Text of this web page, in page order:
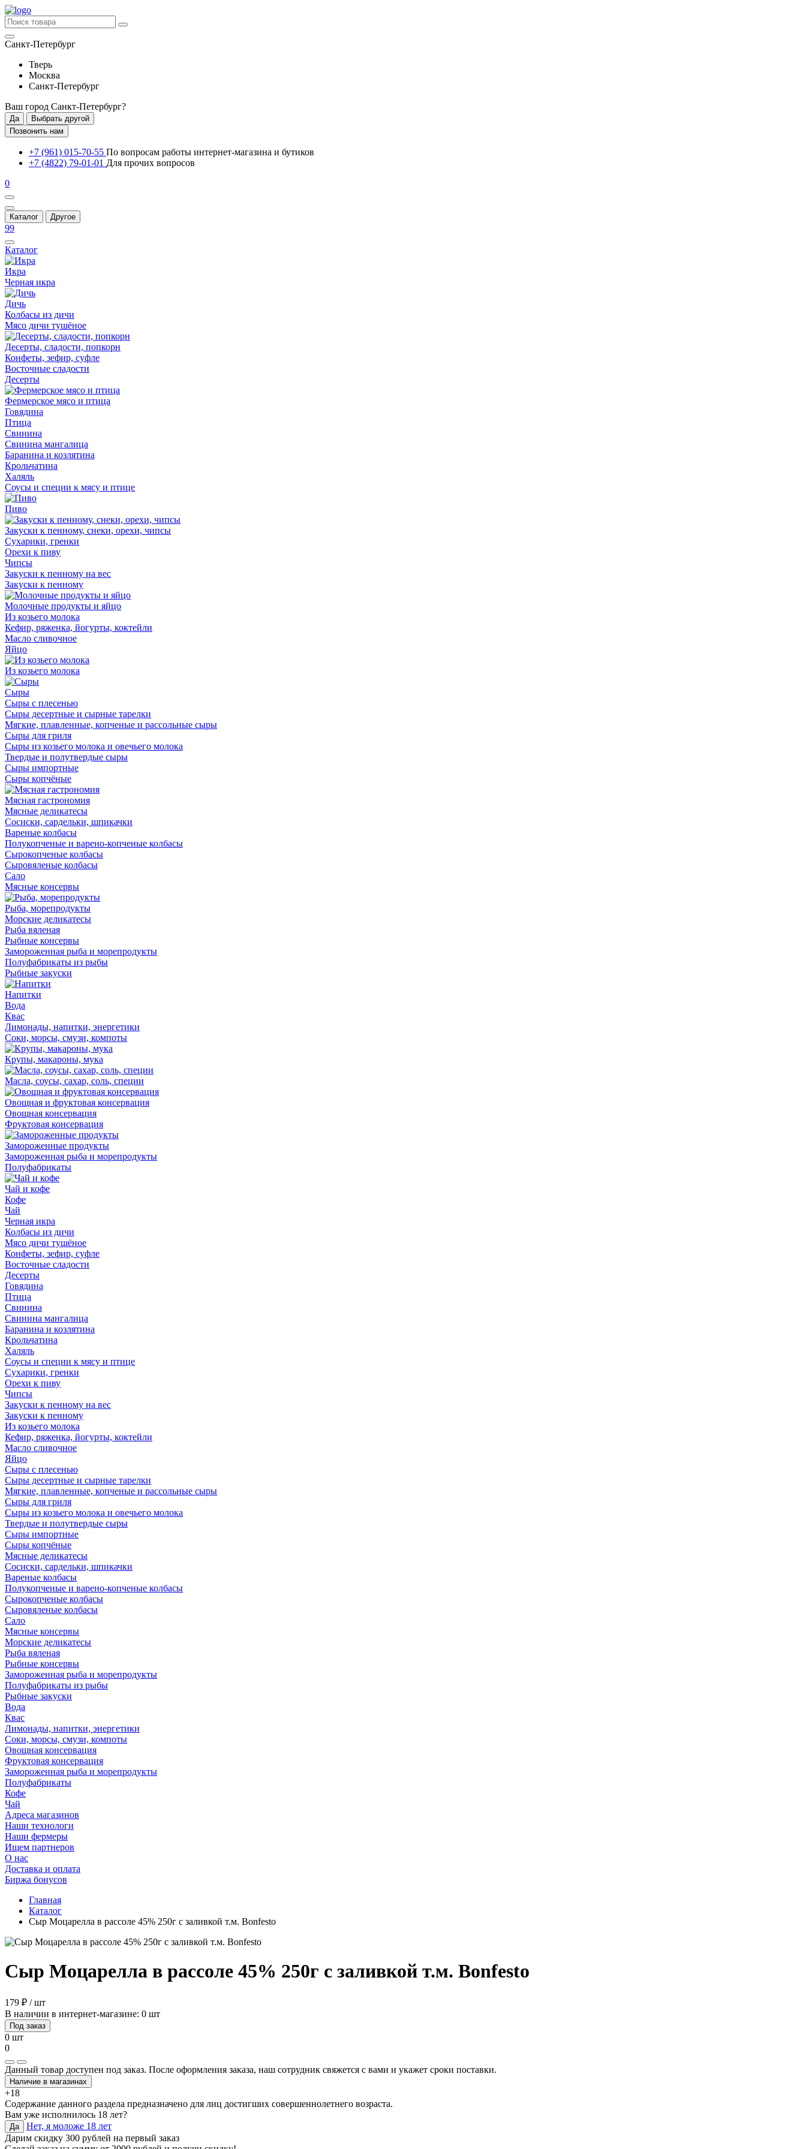
Санкт-Петербург
Тверь
Москва
Санкт-Петербург
Ваш город Санкт-Петербург?
Да
Выбрать другой
Позвонить нам
+7 (961) 015-70-55 По вопросам работы интернет-магазина и бутиков
+7 (4822) 79-01-01 Для прочих вопросов
0
Каталог Другое
99
Каталог
Икра
Черная икра
Дичь
Колбасы из дичи
Мясо дичи тушёное
Десерты, сладости, попкорн
Конфеты, зефир, суфле
Восточные сладости
Десерты
Фермерское мясо и птица
Говядина
Птица
Свинина
Свинина мангалица
Баранина и козлятина
Крольчатина
Халяль
Соусы и специи к мясу и птице
Пиво
Закуски к пенному, снеки, орехи, чипсы
Сухарики, гренки
Орехи к пиву
Чипсы
Закуски к пенному на вес
Закуски к пенному
Молочные продукты и яйцо
Из козьего молока
Кефир, ряженка, йогурты, коктейли
Масло сливочное
Яйцо
Из козьего молока
Сыры
Сыры с плесенью
Сыры десертные и сырные тарелки
Мягкие, плавленные, копченые и рассольные сыры
Сыры для гриля
Сыры из козьего молока и овечьего молока
Твердые и полутвердые сыры
Сыры импортные
Сыры копчёные
Мясная гастрономия
Мясные деликатесы
Сосиски, сардельки, шпикачки
Вареные колбасы
Полукопченые и варено-копченые колбасы
Сырокопченые колбасы
Сыровяленые колбасы
Сало
Мясные консервы
Рыба, морепродукты
Морские деликатесы
Рыба вяленая
Рыбные консервы
Замороженная рыба и морепродукты
Полуфабрикаты из рыбы
Рыбные закуски
Напитки
Вода
Квас
Лимонады, напитки, энергетики
Соки, морсы, смузи, компоты
Крупы, макароны, мука
Масла, соусы, сахар, соль, специи
Овощная и фруктовая консервация
Овощная консервация
Фруктовая консервация
Замороженные продукты
Замороженная рыба и морепродукты
Полуфабрикаты
Чай и кофе
Кофе
Чай
Черная икра
Колбасы из дичи
Мясо дичи тушёное
Конфеты, зефир, суфле
Восточные сладости
Десерты
Говядина
Птица
Свинина
Свинина мангалица
Баранина и козлятина
Крольчатина
Халяль
Соусы и специи к мясу и птице
Сухарики, гренки
Орехи к пиву
Чипсы
Закуски к пенному на вес
Закуски к пенному
Из козьего молока
Кефир, ряженка, йогурты, коктейли
Масло сливочное
Яйцо
Сыры с плесенью
Сыры десертные и сырные тарелки
Мягкие, плавленные, копченые и рассольные сыры
Сыры для гриля
Сыры из козьего молока и овечьего молока
Твердые и полутвердые сыры
Сыры импортные
Сыры копчёные
Мясные деликатесы
Сосиски, сардельки, шпикачки
Вареные колбасы
Полукопченые и варено-копченые колбасы
Сырокопченые колбасы
Сыровяленые колбасы
Сало
Мясные консервы
Морские деликатесы
Рыба вяленая
Рыбные консервы
Замороженная рыба и морепродукты
Полуфабрикаты из рыбы
Рыбные закуски
Вода
Квас
Лимонады, напитки, энергетики
Соки, морсы, смузи, компоты
Овощная консервация
Фруктовая консервация
Замороженная рыба и морепродукты
Полуфабрикаты
Кофе
Чай
Адреса магазинов
Наши технологи
Наши фермеры
Ищем партнеров
О нас
Доставка и оплата
Биржа бонусов
Главная
Каталог
Сыр Моцарелла в рассоле 45% 250г с заливкой т.м. Bonfesto
Сыр Моцарелла в рассоле 45% 250г с заливкой т.м. Bonfesto
179 ₽ / шт
В наличии в интернет-магазине: 0 шт
Под заказ
0 шт
0
Данный товар доступен под заказ. После оформления заказа, наш сотрудник свяжется с вами и укажет сроки поставки.
Наличие в магазинах
+18
Содержание данного раздела предназначено для лиц достигших совершеннолетнего возраста.
Вам уже исполнилось 18 лет?
Да
Нет, я моложе 18 лет
Дарим скидку 300 рублей на первый заказ